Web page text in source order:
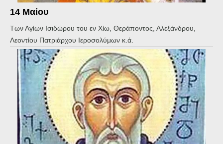
14 Μαίου
Των Αγίων Ισιδώρου του εν Χίω, Θεράποντος, Αλεξάνδρου,
Λεοντίου Πατριάρχου Ιεροσολύμων κ.ά.